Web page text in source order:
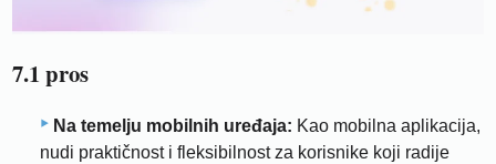
7.1 pros
Na temelju mobilnih uređaja: Kao mobilna aplikacija,
nudi praktičnost i fleksibilnost za korisnike koji radije